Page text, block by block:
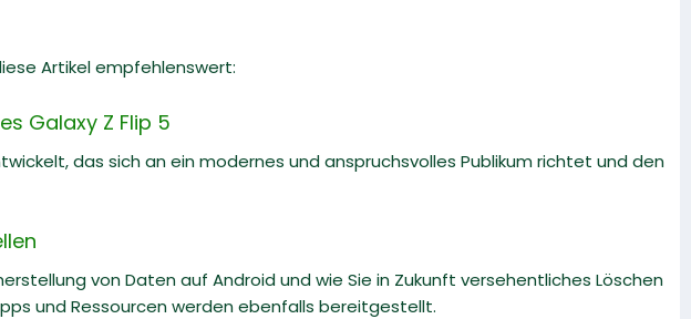
Artikel empfehlenswert:
Galaxy Z Flip 5
das sich an ein modernes und anspruchsvolles Publikum richtet und den
von Daten auf Android und wie Sie in Zukunft versehentliches Löschen
und Ressourcen werden ebenfalls bereitgestellt.